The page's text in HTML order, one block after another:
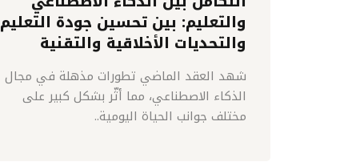
والتعليم: بين تحسين جودة التعليم
والتحديات الأخلاقية والتقنية
شهد العقد الماضي تطورات مذهلة في مجال
الذكاء الاصطناعي، مما أثّر بشكل كبير على
مختلف جوانب الحياة اليومية..